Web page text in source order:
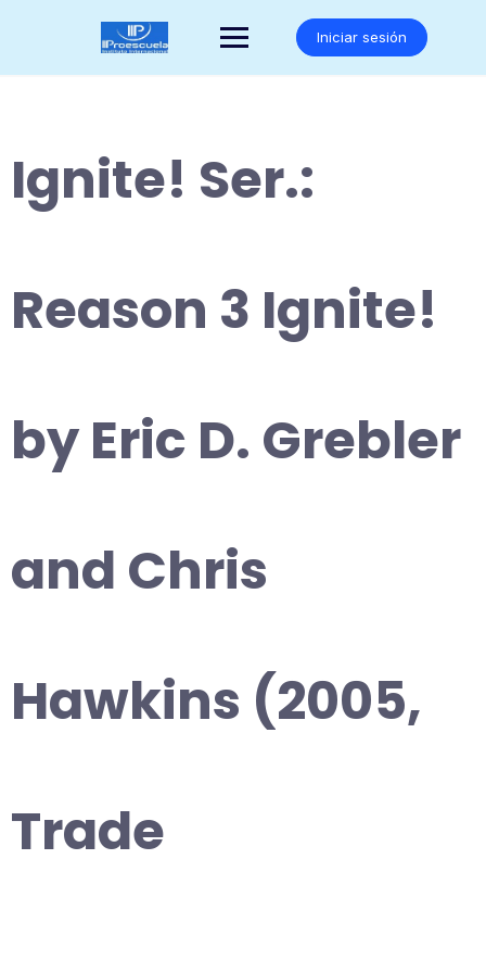
Iniciar sesión
Ignite! Ser.:
Reason 3 Ignite!
by Eric D. Grebler
and Chris
Hawkins (2005,
Trade